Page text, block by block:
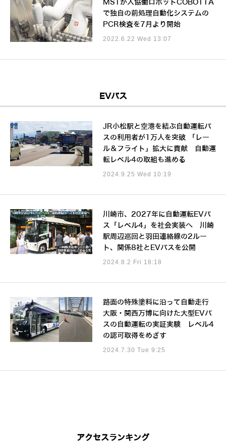
MSTが人協働ロボットCOBOTTA
で独自の前処理自動化システムの
PCR検査を7月より開始
2022.6.22 Wed 13:07
EVバス
JR小松駅と空港を結ぶ自動運転バ
スの利用者が1万人を突破 「レー
ル＆フライト」拡大に貢献 自動運
転レベル4の取組も進める
2024.9.25 Wed 10:19
川崎市、2027年に自動運転EVバ
ス「レベル4」を社会実装へ 川崎
駅周辺巡回と羽田連絡線の2ルー
ト、関係8社とEVバスを公開
2024.8.2 Fri 18:18
路面の特殊塗料に沿って自動走行
大阪・関西万博に向けた大型EVバ
スの自動運転の実証実験 レベル4
の認可取得をめざす
2024.7.30 Tue 9:25
アクセスランキング